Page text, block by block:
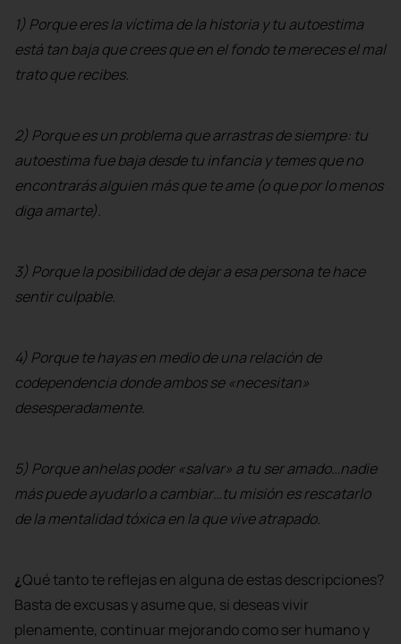
1) Porque eres la víctima de la historia y tu autoestima
está tan baja que crees que en el fondo te mereces el mal
trato que recibes.
2) Porque es un problema que arrastras de siempre: tu
autoestima fue baja desde tu infancia y temes que no
encontrarás alguien más que te ame (o que por lo menos
diga amarte).
3) Porque la posibilidad de dejar a esa persona te hace
sentir culpable.
4) Porque te hayas en medio de una relación de
codependencia donde ambos se «necesitan»
desesperadamente.
5) Porque anhelas poder «salvar» a tu ser amado…nadie
más puede ayudarlo a cambiar…tu misión es rescatarlo
de la mentalidad tóxica en la que vive atrapado.
¿Qué tanto te reflejas en alguna de estas descripciones?
Basta de excusas y asume que, si deseas vivir
plenamente, continuar mejorando como ser humano y